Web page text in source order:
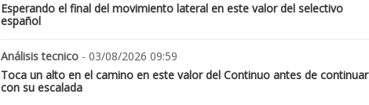
Esperando el final del movimiento lateral en este valor del selectivo
español
Análisis tecnico - 03/08/2026 09:59
Toca un alto en el camino en este valor del Continuo antes de continuar
con su escalada